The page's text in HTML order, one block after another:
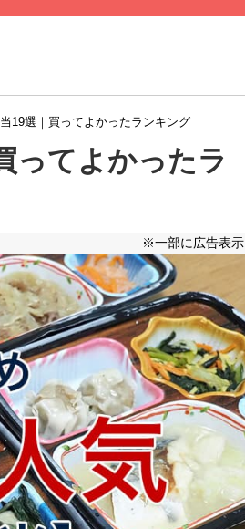
19選｜買ってよかったランキング
ってよかったラ
※一部に広告表示